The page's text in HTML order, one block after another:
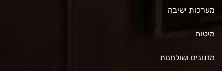
מערכות ישיבה
מיטות
מזנונים ושולחנות